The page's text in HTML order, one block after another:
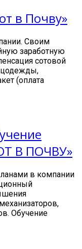
в Почву»
Своим
заработную
сотовой
(оплата
В ПОЧВУ»
в компании
Обучение